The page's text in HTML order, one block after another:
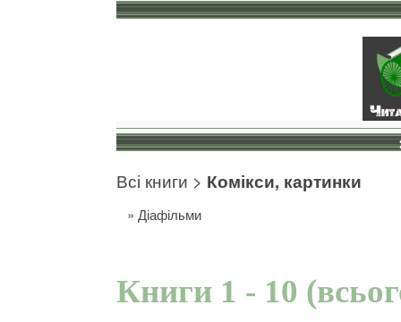
Всі книги > Комікси, картинки
»Діафільми
Книги 1 - 10